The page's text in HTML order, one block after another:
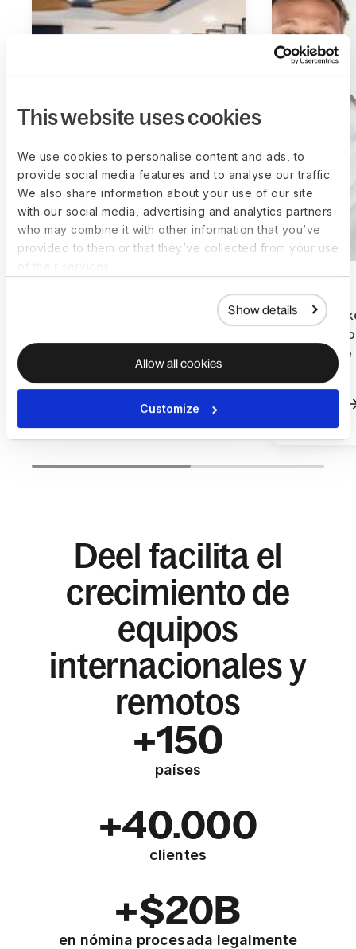
This website uses cookies
We use cookies to personalise content and ads, to
provide social media features and to analyse our traffic.
We also share information about your use of our site
with our social media, advertising and analytics partners
who may combine it with other information that you’ve
provided to them or that they’ve collected from your use
Show details
Allow all cookies
Customize
Cómo Intercare Group escala
Saber más
Cómo
$3,000
Costos
Deel facilita el
crecimiento de
equipos
internacionales y
remotos
+150
países
+40.000
clientes
+$20B
en nómina procesada legalmente